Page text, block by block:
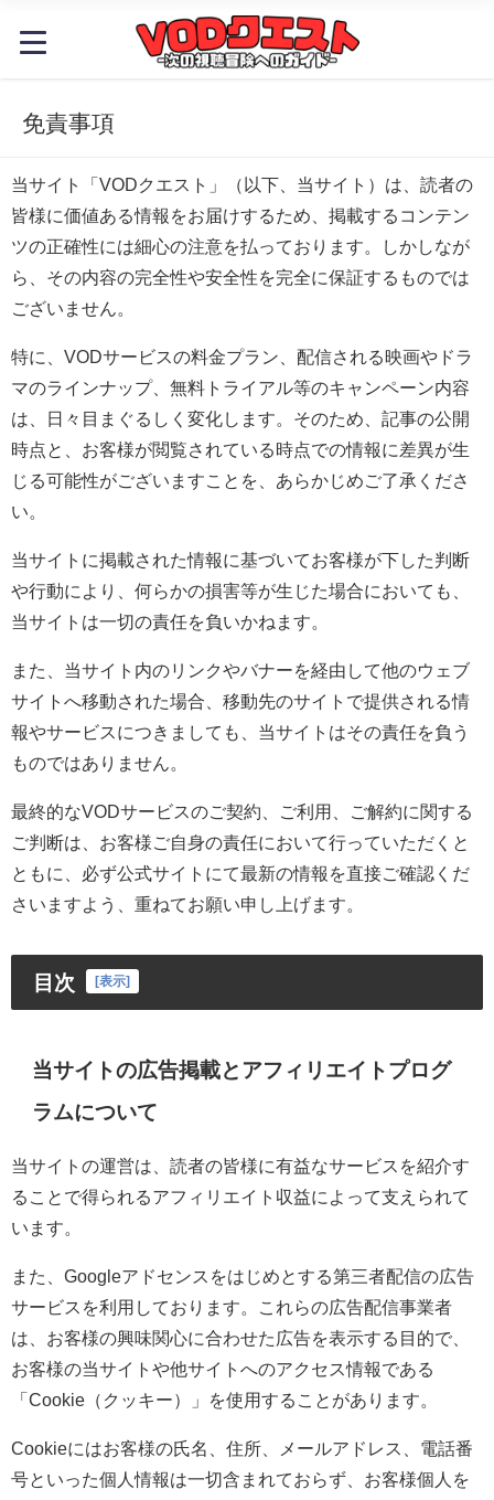
免責事項
当サイト「VODクエスト」（以下、当サイト）は、読者の
皆様に価値ある情報をお届けするため、掲載するコンテン
ツの正確性には細心の注意を払っております。しかしなが
ら、その内容の完全性や安全性を完全に保証するものでは
ございません。
特に、VODサービスの料金プラン、配信される映画やドラ
マのラインナップ、無料トライアル等のキャンペーン内容
は、日々目まぐるしく変化します。そのため、記事の公開
時点と、お客様が閲覧されている時点での情報に差異が生
じる可能性がございますことを、あらかじめご了承くださ
い。
当サイトに掲載された情報に基づいてお客様が下した判断
や行動により、何らかの損害等が生じた場合においても、
当サイトは一切の責任を負いかねます。
また、当サイト内のリンクやバナーを経由して他のウェブ
サイトへ移動された場合、移動先のサイトで提供される情
報やサービスにつきましても、当サイトはその責任を負う
ものではありません。
最終的なVODサービスのご契約、ご利用、ご解約に関する
ご判断は、お客様ご自身の責任において行っていただくと
ともに、必ず公式サイトにて最新の情報を直接ご確認くだ
さいますよう、重ねてお願い申し上げます。
目次 [表示]
当サイトの広告掲載とアフィリエイトプログ
ラムについて
当サイトの運営は、読者の皆様に有益なサービスを紹介す
ることで得られるアフィリエイト収益によって支えられて
います。
また、Googleアドセンスをはじめとする第三者配信の広告
サービスを利用しております。これらの広告配信事業者
は、お客様の興味関心に合わせた広告を表示する目的で、
お客様の当サイトや他サイトへのアクセス情報である
「Cookie（クッキー）」を使用することがあります。
Cookieにはお客様の氏名、住所、メールアドレス、電話番
号といった個人情報は一切含まれておらず、お客様個人を